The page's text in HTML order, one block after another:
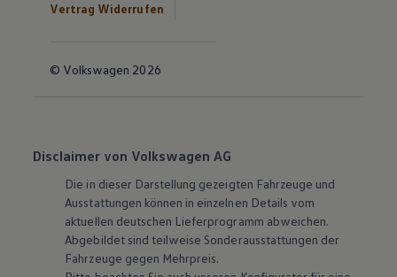
Vertrag Widerrufen
© Volkswagen 2026
Disclaimer von Volkswagen AG
Die in dieser Darstellung gezeigten Fahrzeuge und
Ausstattungen können in einzelnen Details vom
aktuellen deutschen Lieferprogramm abweichen.
Abgebildet sind teilweise Sonderausstattungen der
Fahrzeuge gegen Mehrpreis.